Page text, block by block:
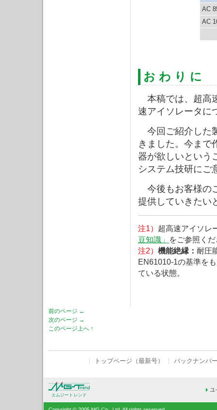
AC
AC
お わ り に
本稿では、超高
速アイソレータに
今回ご紹介した
きました。今まで
器が欲しいという
システム技研にご
今後もお客様の
提供していきたい
注1） 超高速アイソレ
豆知識」
をご参照く
注2） 機能絶縁： 耐圧
EN61010-1の基準を
ている状態。
前のページ ←
次のページ →
このページ上へ ↑
トップページ（最新号） バックナンバ
エムジートレンド